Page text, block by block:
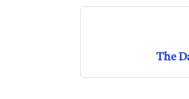
The